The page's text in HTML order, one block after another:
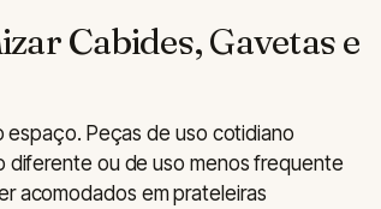
Cabides, Gavetas e
Peças de uso cotidiano
diferente ou de uso menos frequente
acomodados em prateleiras